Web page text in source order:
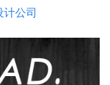
计公司